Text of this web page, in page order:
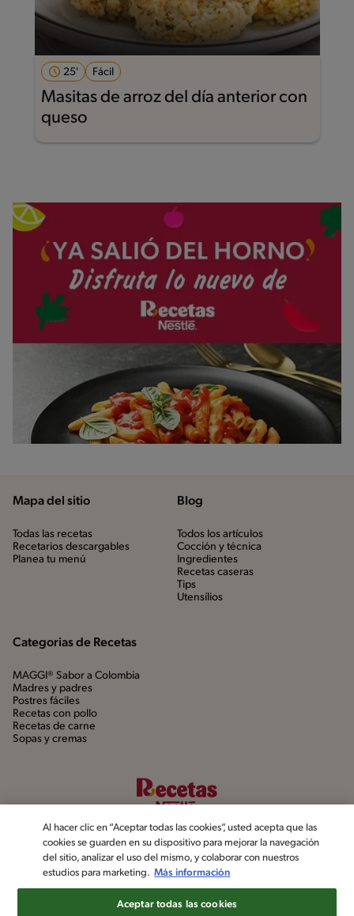
25' Fácil
Masitas de arroz del día anterior con
queso
Mapa del sitio
Todas las recetas
Recetarios descargables
Planea tu menú
Blog
Todos los artículos
Cocción y técnica
Ingredientes
Recetas caseras
Tips
Utensílios
Categorias de Recetas
MAGGI® Sabor a Colombia
Madres y padres
Postres fáciles
Recetas con pollo
Recetas de carne
Sopas y cremas
©2022, Nestlé. Marcas registradas por Société dels Produits Nestlé,
Al hacer clic en “Aceptar todas las cookies”, usted acepta que las
cookies se guarden en su dispositivo para mejorar la navegación
del sitio, analizar el uso del mismo, y colaborar con nuestros
estudios para marketing. Más información
Aceptar todas las cookies